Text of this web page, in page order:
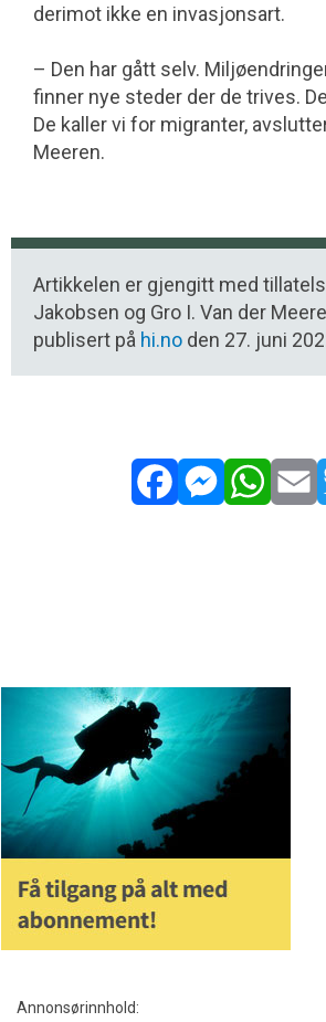
derimot ikke en invasjonsart.
– Den har gått selv.
finner nye steder der de trives.
De kaller vi for migranter,
Meeren.
Artikkelen er gjengitt med
Jakobsen og Gro I. Van der
publisert på hi.no den 27. juni
Annonsørinnhold: